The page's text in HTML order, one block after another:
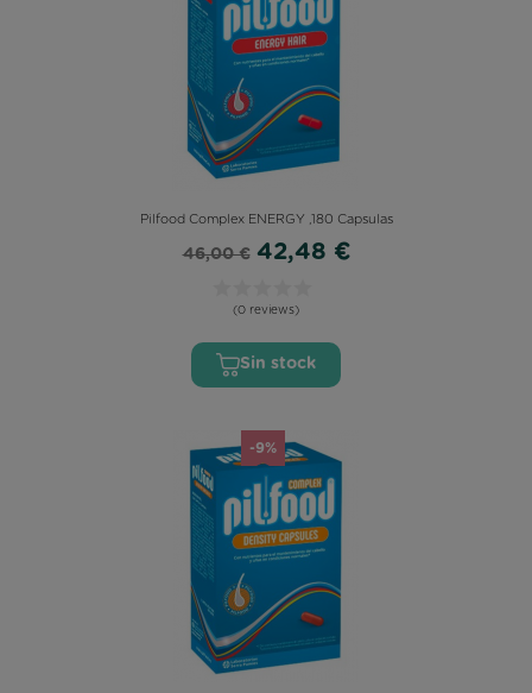
Pilfood Complex ENERGY ,180 Capsulas
46,00 € 42,48 €
(0 reviews)
Sin stock
-9%